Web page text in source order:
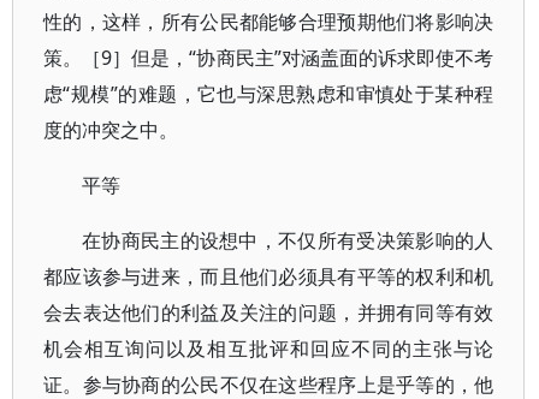
性的，这样，所有公民都能够合理预期他们将影响决
策。［9］但是，“协商民主”对涵盖面的诉求即使不考
虑“规模”的难题，它也与深思熟虑和审慎处于某种程
度的冲突之中。
平等
在协商民主的设想中，不仅所有受决策影响的人
都应该参与进来，而且他们必须具有平等的权利和机
会去表达他们的利益及关注的问题，并拥有同等有效
机会相互询问以及相互批评和回应不同的主张与论
证。参与协商的公民不仅在这些程序上是乎等的，他